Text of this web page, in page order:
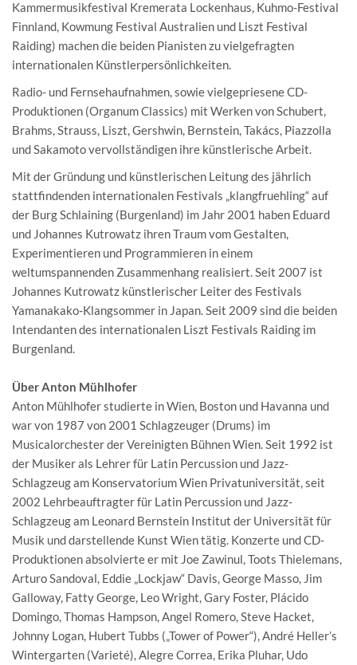
Kammermusikfestival Kremerata Lockenhaus, Kuhmo-Festival
Finnland, Kowmung Festival Australien und Liszt Festival
Raiding) machen die beiden Pianisten zu vielgefragten
internationalen Künstlerpersönlichkeiten.
Radio- und Fernsehaufnahmen, sowie vielgepriesene CD-
Produktionen (Organum Classics) mit Werken von Schubert,
Brahms, Strauss, Liszt, Gershwin, Bernstein, Takács, Piazzolla
und Sakamoto vervollständigen ihre künstlerische Arbeit.
Mit der Gründung und künstlerischen Leitung des jährlich
stattfindenden internationalen Festivals „klangfruehling“ auf
der Burg Schlaining (Burgenland) im Jahr 2001 haben Eduard
und Johannes Kutrowatz ihren Traum vom Gestalten,
Experimentieren und Programmieren in einem
weltumspannenden Zusammenhang realisiert. Seit 2007 ist
Johannes Kutrowatz künstlerischer Leiter des Festivals
Yamanakako-Klangsommer in Japan. Seit 2009 sind die beiden
Intendanten des internationalen Liszt Festivals Raiding im
Burgenland.
Über Anton Mühlhofer
Anton Mühlhofer studierte in Wien, Boston und Havanna und
war von 1987 von 2001 Schlagzeuger (Drums) im
Musicalorchester der Vereinigten Bühnen Wien. Seit 1992 ist
der Musiker als Lehrer für Latin Percussion und Jazz-
Schlagzeug am Konservatorium Wien Privatuniversität, seit
2002 Lehrbeauftragter für Latin Percussion und Jazz-
Schlagzeug am Leonard Bernstein Institut der Universität für
Musik und darstellende Kunst Wien tätig. Konzerte und CD-
Produktionen absolvierte er mit Joe Zawinul, Toots Thielemans,
Arturo Sandoval, Eddie „Lockjaw“ Davis, George Masso, Jim
Galloway, Fatty George, Leo Wright, Gary Foster, Plácido
Domingo, Thomas Hampson, Angel Romero, Steve Hacket,
Johnny Logan, Hubert Tubbs („Tower of Power“), André Heller’s
Wintergarten (Varieté), Alegre Correa, Erika Pluhar, Udo